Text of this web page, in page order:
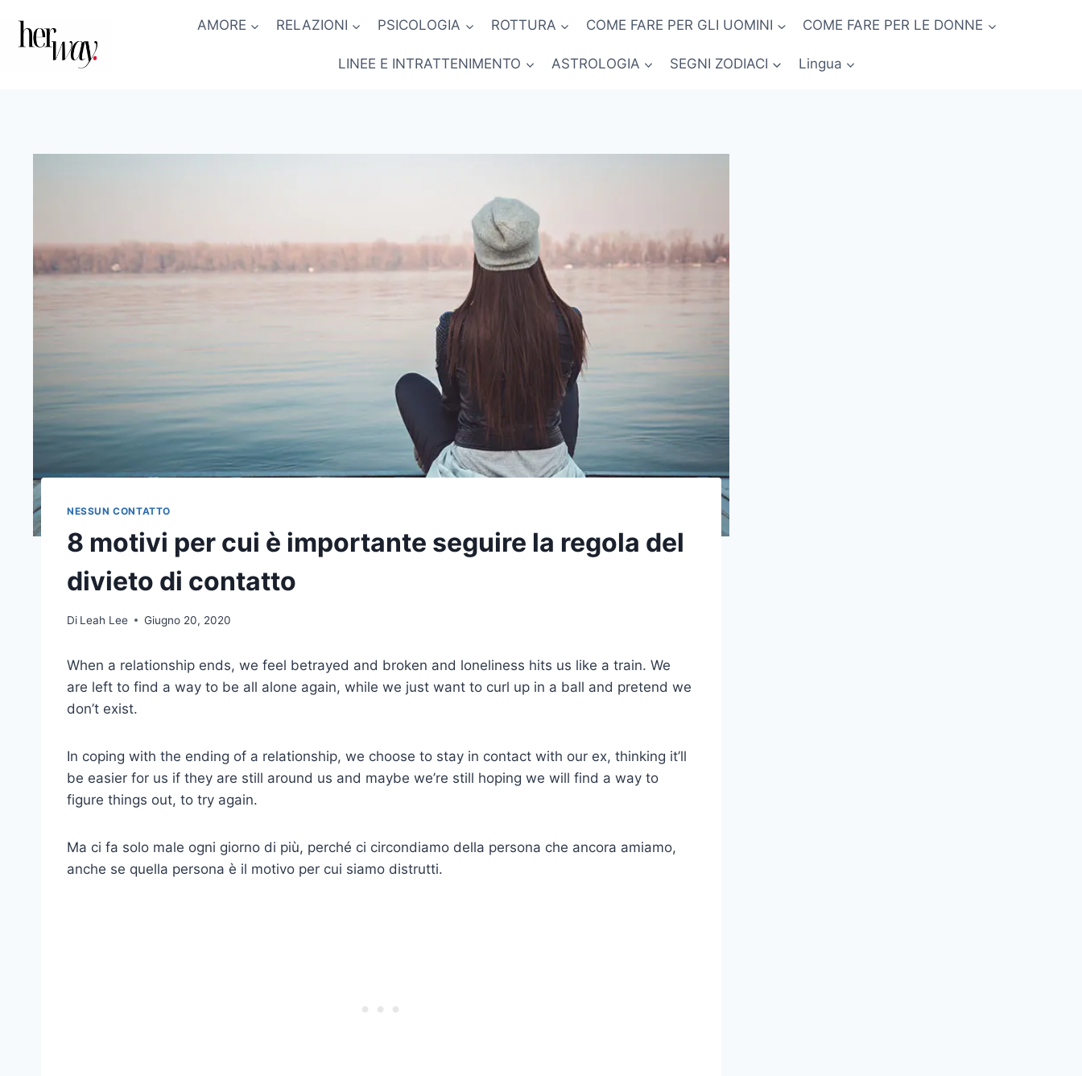
contenuto
AMORE RELAZIONI PSICOLOGIA ROTTURA COME FARE PER GLI UOMINI COME FARE PER LE DONNE
LINEE E INTRATTENIMENTO ASTROLOGIA SEGNI ZODIACI Lingua
NESSUN CONTATTO
8 motivi per cui è importante seguire la regola del
divieto di contatto
Di Leah Lee Giugno 20, 2020
When a relationship ends, we feel betrayed and broken and loneliness hits us like a train. We
are left to find a way to be all alone again, while we just want to curl up in a ball and pretend we
don’t exist.
In coping with the ending of a relationship, we choose to stay in contact with our ex, thinking it’ll
be easier for us if they are still around us and maybe we’re still hoping we will find a way to
figure things out, to try again.
Ma ci fa solo male ogni giorno di più, perché ci circondiamo della persona che ancora amiamo,
anche se quella persona è il motivo per cui siamo distrutti.